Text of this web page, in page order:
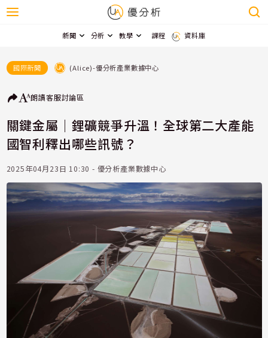
新聞 分析 教學 課程 資料庫
國際新聞 (Alice)-優分析產業數據中心
朗讀客服討論區
關鍵金屬｜鋰礦競爭升溫！全球第二大產能
國智利釋出哪些訊號？
2025年04月23日 10:30 - 優分析產業數據中心